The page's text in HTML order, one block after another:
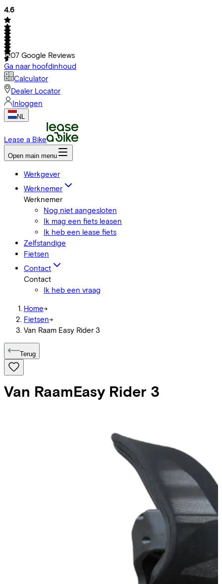
4.6
1207 Google Reviews
Ga naar hoofdinhoud
Calculator
Dealer Locator
Inloggen
NL
Lease a Bike
Open main menu
Werkgever
Werknemer
Werknemer
Nog niet aangesloten
Ik mag een fiets leasen
Ik heb een lease fiets
Zelfstandige
Fietsen
Contact
Contact
Ik heb een vraag
Home->
Fietsen->
Van Raam Easy Rider 3
Terug
Van RaamEasy Rider 3